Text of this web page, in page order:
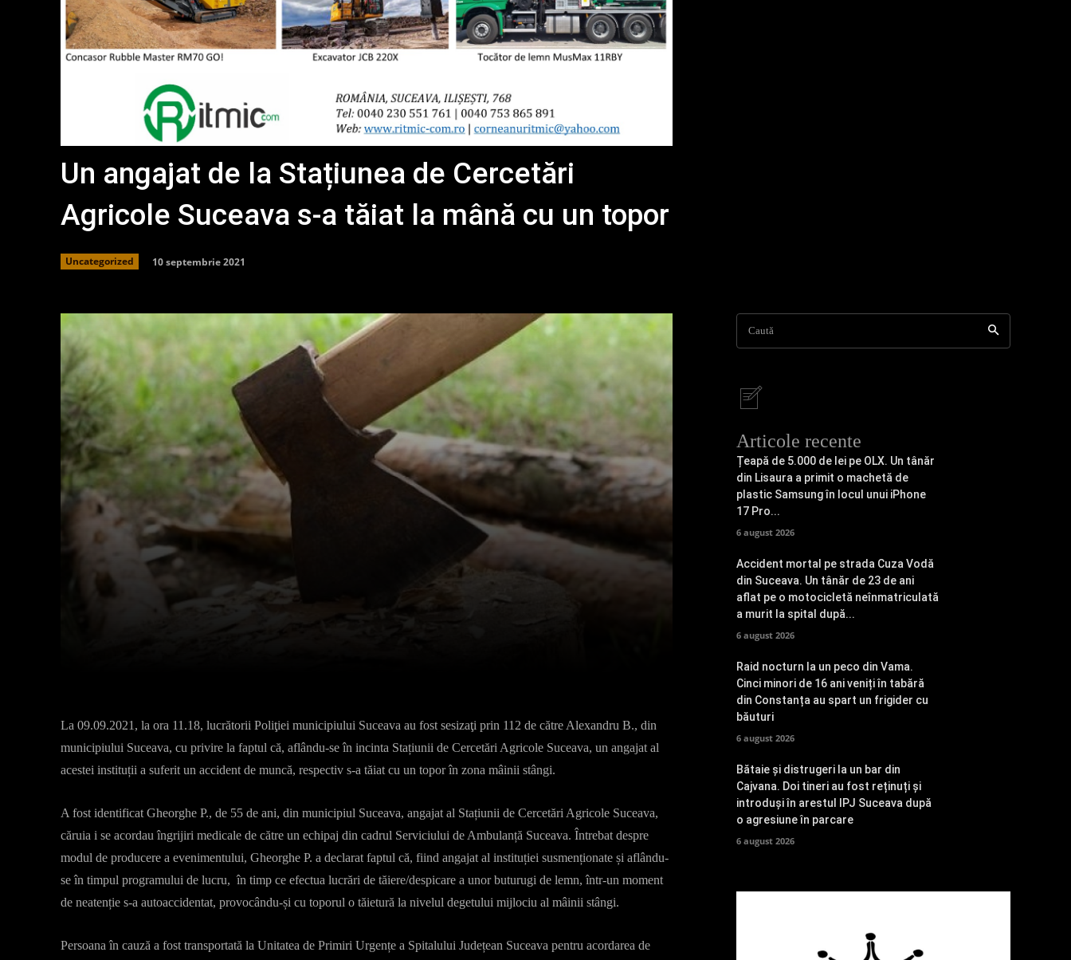
Un angajat de la Stațiunea de Cercetări
Agricole Suceava s-a tăiat la mână cu un topor
Uncategorized 10 septembrie 2021
La 09.09.2021, la ora 11.18, lucrătorii Poliţiei municipiului Suceava au fost sesizaţi prin 112 de către Alexandru B., din
municipiului Suceava, cu privire la faptul că, aflându-se în incinta Stațiunii de Cercetări Agricole Suceava, un angajat al
acestei instituții a suferit un accident de muncă, respectiv s-a tăiat cu un topor în zona mâinii stângi.
A fost identificat Gheorghe P., de 55 de ani, din municipiul Suceava, angajat al Stațiunii de Cercetări Agricole Suceava,
căruia i se acordau îngrijiri medicale de către un echipaj din cadrul Serviciului de Ambulanță Suceava. Întrebat despre
modul de producere a evenimentului, Gheorghe P. a declarat faptul că, fiind angajat al instituției susmenționate și aflându-
se în timpul programului de lucru, în timp ce efectua lucrări de tăiere/despicare a unor buturugi de lemn, într-un moment
de neatenție s-a autoaccidentat, provocându-și cu toporul o tăietură la nivelul degetului mijlociu al mâinii stângi.
Persoana în cauză a fost transportată la Unitatea de Primiri Urgențe a Spitalului Județean Suceava pentru acordarea de
Caută
Articole recente
Țeapă de 5.000 de lei pe OLX. Un tânăr
din Lisaura a primit o machetă de
plastic Samsung în locul unui iPhone
17 Pro...
6 august 2026
Accident mortal pe strada Cuza Vodă
din Suceava. Un tânăr de 23 de ani
aflat pe o motocicletă neînmatriculată
a murit la spital după...
6 august 2026
Raid nocturn la un peco din Vama.
Cinci minori de 16 ani veniți în tabără
din Constanța au spart un frigider cu
băuturi
6 august 2026
Bătaie și distrugeri la un bar din
Cajvana. Doi tineri au fost reținuți și
introduși în arestul IPJ Suceava după
o agresiune în parcare
6 august 2026